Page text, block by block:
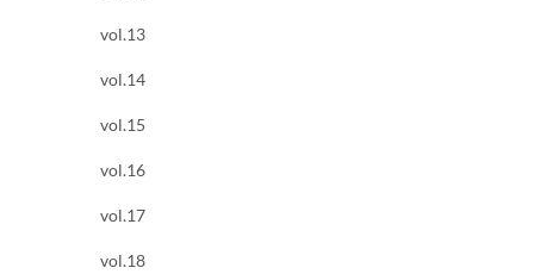
vol.13
vol.14
vol.15
vol.16
vol.17
vol.18